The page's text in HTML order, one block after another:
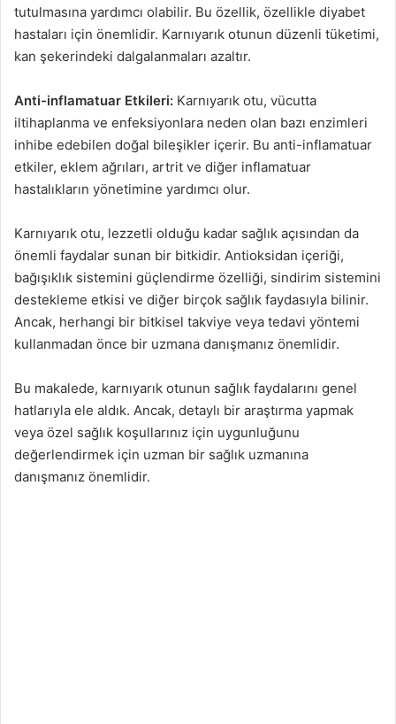
tutulmasına yardımcı olabilir. Bu özellik, özellikle diyabet
hastaları için önemlidir. Karnıyarık otunun düzenli tüketimi,
kan şekerindeki dalgalanmaları azaltır.
Anti-inflamatuar Etkileri: Karnıyarık otu, vücutta
iltihaplanma ve enfeksiyonlara neden olan bazı enzimleri
inhibe edebilen doğal bileşikler içerir. Bu anti-inflamatuar
etkiler, eklem ağrıları, artrit ve diğer inflamatuar
hastalıkların yönetimine yardımcı olur.
Karnıyarık otu, lezzetli olduğu kadar sağlık açısından da
önemli faydalar sunan bir bitkidir. Antioksidan içeriği,
bağışıklık sistemini güçlendirme özelliği, sindirim sistemini
destekleme etkisi ve diğer birçok sağlık faydasıyla bilinir.
Ancak, herhangi bir bitkisel takviye veya tedavi yöntemi
kullanmadan önce bir uzmana danışmanız önemlidir.
Bu makalede, karnıyarık otunun sağlık faydalarını genel
hatlarıyla ele aldık. Ancak, detaylı bir araştırma yapmak
veya özel sağlık koşullarınız için uygunluğunu
değerlendirmek için uzman bir sağlık uzmanına
danışmanız önemlidir.